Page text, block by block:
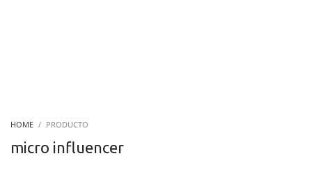
HOME PRODUCTO
micro influencer